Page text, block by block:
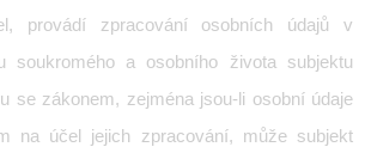
provádí zpracování osobních údajů v
soukromého a osobního života subjektu
se zákonem, zejména jsou-li osobní údaje
na účel jejich zpracování, může subjekt